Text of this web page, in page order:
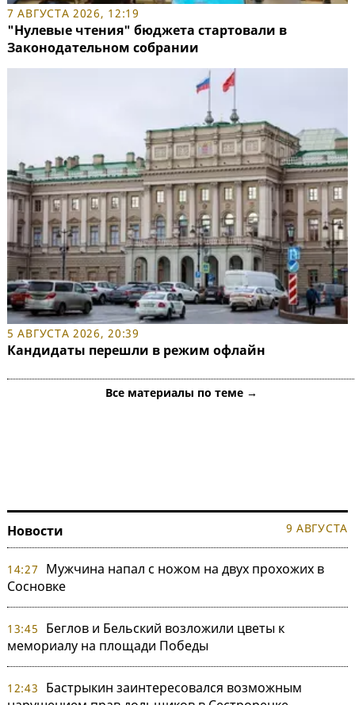
7 АВГУСТА 2026, 12:19
"Нулевые чтения" бюджета стартовали в
Законодательном собрании
5 АВГУСТА 2026, 20:39
Кандидаты перешли в режим офлайн
Все материалы по теме →
Новости 9 АВГУСТА
14:27
Мужчина напал с ножом на двух прохожих в
Сосновке
13:45
Беглов и Бельский возложили цветы к
мемориалу на площади Победы
12:43
Бастрыкин заинтересовался возможным